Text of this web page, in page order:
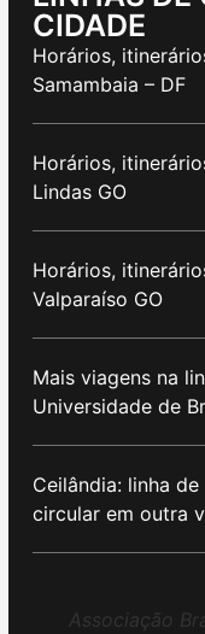
CIDADE
Horários,
Samambaia – DF
Horários,
Lindas GO
Horários,
Valparaíso GO
Mais viagens na
Universidade de
Ceilândia: linha
circular em outra
Associação